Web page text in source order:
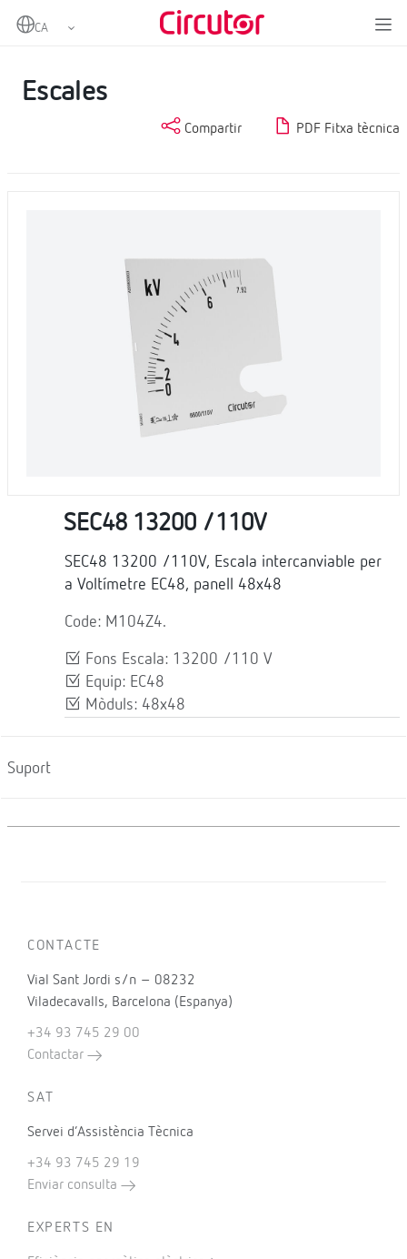
Home Mesurament i control
Instrumentació analògica
Escales
Compartir PDF Fitxa tècnica
SEC48 13200 /110V
SEC48 13200 /110V, Escala intercanviable per
a Voltímetre EC48, panell 48x48
Code: M104Z4.
Fons Escala: 13200 /110 V
Equip: EC48
Mòduls: 48x48
Suport
CONTACTE
Vial Sant Jordi s/n – 08232
Viladecavalls, Barcelona (Espanya)
+34 93 745 29 00
Contactar
SAT
Servei d’Assistència Tècnica
+34 93 745 29 19
Enviar consulta
EXPERTS EN